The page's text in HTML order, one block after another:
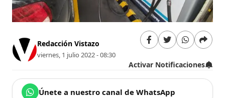
Redacción Vistazo
viernes, 1 julio 2022 - 08:30
Activar Notificaciones
Únete a nuestro canal de WhatsApp